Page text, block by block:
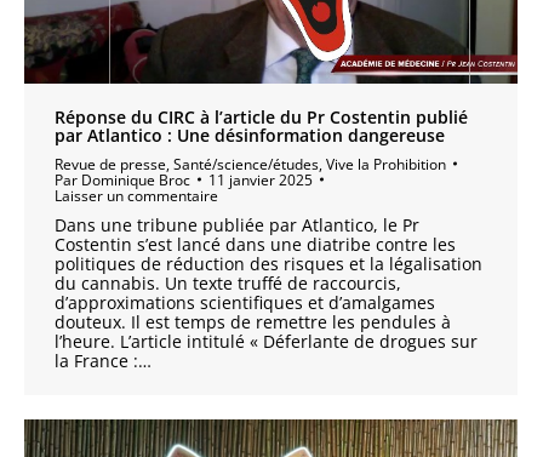
Réponse du CIRC à l’article du Pr Costentin publié
par Atlantico : Une désinformation dangereuse
Revue de presse,Santé/science/études,Vive la Prohibition
Par Dominique Broc 11 janvier 2025
Laisser un commentaire
Dans une tribune publiée par Atlantico, le Pr
Costentin s’est lancé dans une diatribe contre les
politiques de réduction des risques et la légalisation
du cannabis. Un texte truffé de raccourcis,
d’approximations scientifiques et d’amalgames
douteux. Il est temps de remettre les pendules à
l’heure. L’article intitulé « Déferlante de drogues sur
la France :…